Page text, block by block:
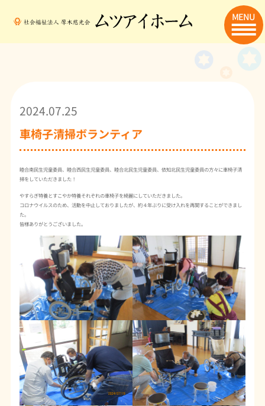
MENU
2024.07.25
車椅子清掃ボランティア
睦合南民生児童委員、睦合西民生児童委員、睦合北民生児童委員、依知北民生児童委員の方々に車椅子清
掃をしていただきました！
やすらぎ特養とすこやか特養それぞれの車椅子を綺麗にしていただきました。
コロナウイルスのため、活動を中止しておりましたが、約４年ぶりに受け入れを再開することができまし
た。
皆様ありがとうございました。